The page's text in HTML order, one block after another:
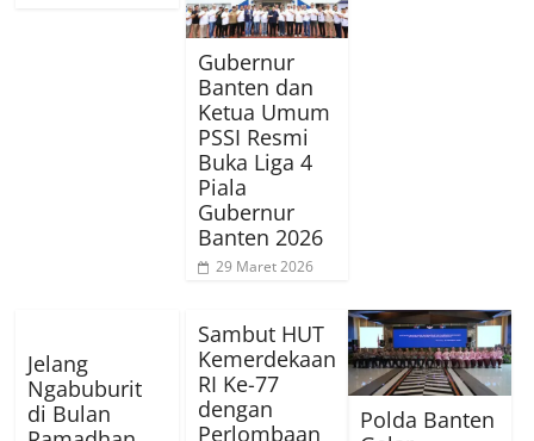
Gubernur
Banten dan
Ketua Umum
PSSI Resmi
Buka Liga 4
Piala
Gubernur
Banten 2026
29 Maret 2026
Jelang
Ngabuburit
di Bulan
Sambut HUT
Kemerdekaan
RI Ke-77
dengan
Perlombaan
Polda Banten